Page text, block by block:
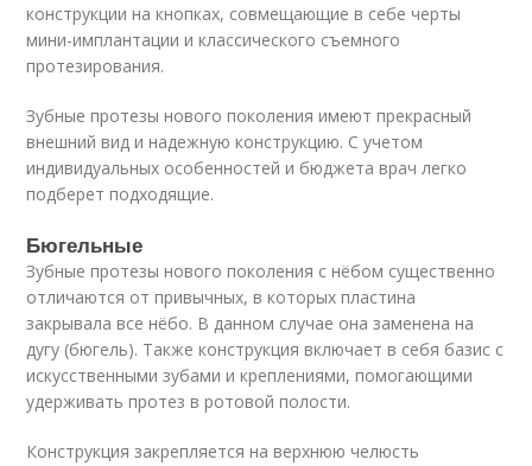
конструкции на кнопках, совмещающие в себе черты
мини-имплантации и классического съемного
протезирования.
Зубные протезы нового поколения имеют прекрасный
внешний вид и надежную конструкцию. С учетом
индивидуальных особенностей и бюджета врач легко
подберет подходящие.
Бюгельные
Зубные протезы нового поколения с нёбом существенно
отличаются от привычных, в которых пластина
закрывала все нёбо. В данном случае она заменена на
дугу (бюгель). Также конструкция включает в себя базис с
искусственными зубами и креплениями, помогающими
удерживать протез в ротовой полости.
Конструкция закрепляется на верхнюю челюсть